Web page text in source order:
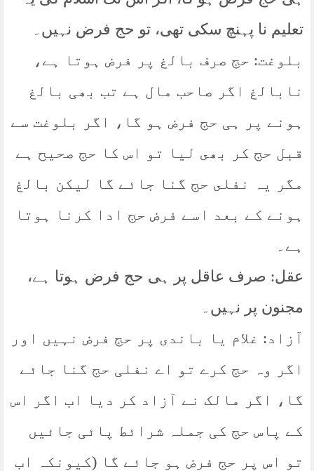
تعلیم نا پہنچ سکی تھی، تو حج فرض نہیں۔
بلوغت: حج صرف بالغ پر فرض ہوتا ہے،
نابالغ اگر صاحب مال ہے تب بھی بالغ
ہونے پر ہی حج فرض ہو گا، اگر بلوغت سے
قبل حج كر بھى ليا تو اس كا حج صحيح ہے
مگر یہ نفلى حج گنا جائے گا ليكن بالغ
ہونے كے بعد اسے فرض حج ادا كرنا ہوتا
ہے۔
عقل: صرف عاقل پر ہی حج فرض ہوتا ہے،
مجنون پر نہیں۔
آزاد: غلام یا باندی پر حج فرض نہيں اور
اگر وہ حج كرے تو اے نفلی حج گنا جائے
گا، اگر مالک نے آزاد کر دیا اب اگر اس
کے پاس حج کی جملہ شرائط پائی جائیں
تو اس پر حج فرض ہو جائے گا (کیونکہ اب